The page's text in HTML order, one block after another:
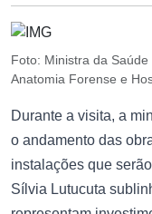
Foto: Ministra da
Anatomia Forense e
Durante a visita, a
o andamento das
instalações que
Sílvia Lutucuta